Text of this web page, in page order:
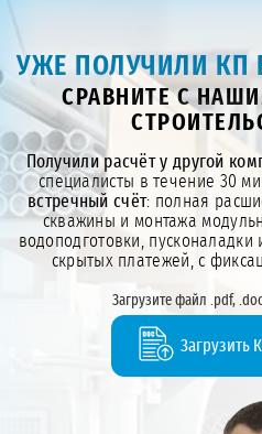
УЖЕ ПОЛУЧИЛИ КП
СРАВНИТЕ С
Получили расчёт у другой
специалисты в течение 30
встречный счёт: полная
скважины и монтажа
водоподготовки,
скрытых платежей, с
Загрузите файл .pdf,
Загрузить